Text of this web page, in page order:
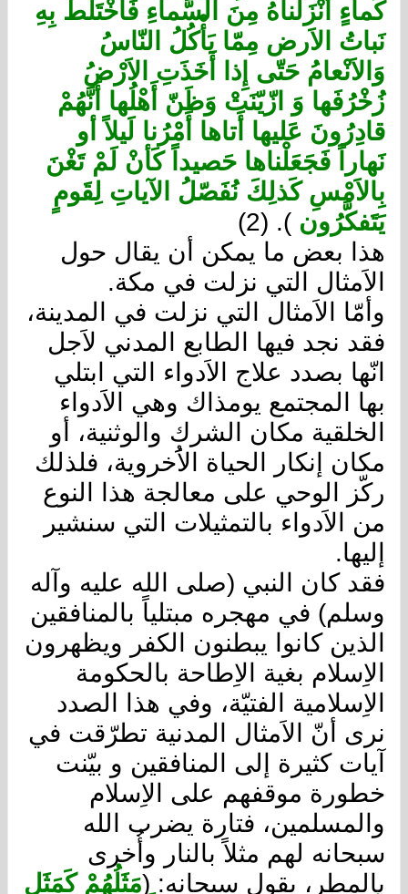
كَماءٍ أَنْزَلْناهُ مِنَ السَّماءِ فَاخْتَلَطَ بِهِ
نَباتُ الاَرض مِمّا يَأْكُلُ النّاسُ
وَالاَنْعامُ حَتّى إِذا أَخَذَتِ الاَرْضُ
زُخْرُفَها وَ ازّيّنَتْ وَظَنّ أَهْلُها أَنَّهُمْ
قادِرُونَ عَليها أَتاها أَمْرُنا لَيلاً أو
نَهاراً فَجَعَلْناها حَصيداً كَأنْ لَمْ تَغْنَ
بِالاَمْسِ كَذلِكَ نُفَصّلُ الآياتِ لِقَومٍ
يَتَفكَّرُون ). (2)
هذا بعض ما يمكن أن يقال حول
الاَمثال التي نزلت في مكة.
وأمّا الاَمثال التي نزلت في المدينة،
فقد نجد فيها الطابع المدني لاَجل
انّها بصدد علاج الاَدواء التي ابتلي
بها المجتمع يومذاك وهي الاَدواء
الخلقية مكان الشرك والوثنية، أو
مكان إنكار الحياة الاَُخروية، فلذلك
ركّز الوحي على معالجة هذا النوع
من الاَدواء بالتمثيلات التي سنشير
إليها.
فقد كان النبي (صلى الله عليه وآله
وسلم) في مهجره مبتلياً بالمنافقين
الذين كانوا يبطنون الكفر ويظهرون
الاِسلام بغية الاِطاحة بالحكومة
الاِسلامية الفتيّة، وفي هذا الصدد
نرى أنّ الاَمثال المدنية تطرّقت في
آيات كثيرة إلى المنافقين و بيّنت
خطورة موقفهم على الاِسلام
والمسلمين، فتارة يضرب الله
سبحانه لهم مثلاً بالنار وأُخرى
بالمطر، يقول سبحانه: (مَثَلُهُمْ كَمَثَلِ